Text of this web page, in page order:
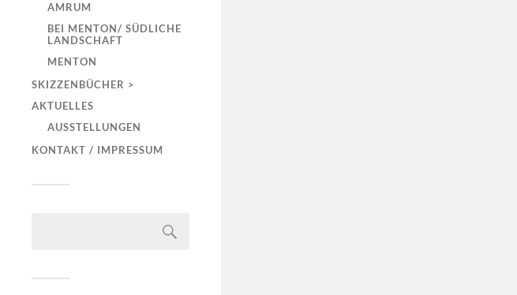
AMRUM
BEI MENTON/ SÜDLICHE
LANDSCHAFT
MENTON
SKIZZENBÜCHER >
AKTUELLES
AUSSTELLUNGEN
KONTAKT / IMPRESSUM